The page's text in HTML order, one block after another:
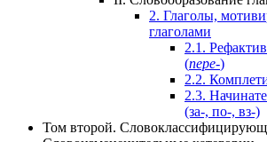
2. Глаголы,
глаголами
2.1.
(пере-)
2.2.
2.3.
(за-, по-, вз-)
Том второй.